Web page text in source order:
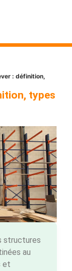
: définition,
types
structures
au
et